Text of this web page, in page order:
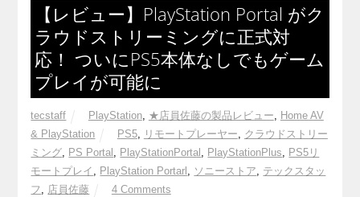
【レビュー】PlayStation Portal がク
ラウドストリーミングに正式対
応！ ついにPS5本体なしでもゲーム
プレイが可能に
tecstaff PlayStation, ★店員佐藤の製品レビュー, Home AV
& PlayStation
PS5, リモートプレーヤー, クラウドストリー
ミング, PS Portal , PlayStationPortal , PlayStationPlus, PS5リ
モートプレイ , PlayStation Portarl , ソニーストア, テックスタッ
フ , 店員佐藤 4 Comments